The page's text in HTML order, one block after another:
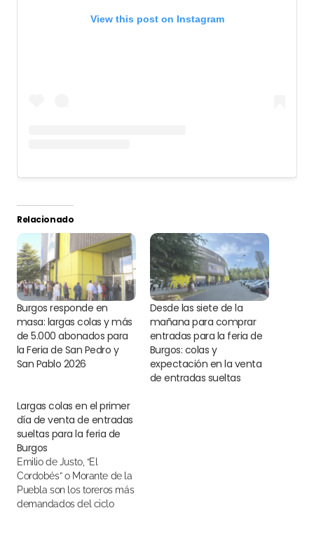
View this post on Instagram
Relacionado
Burgos responde en
masa: largas colas y más
de 5.000 abonados para
la Feria de San Pedro y
San Pablo 2026
Desde las siete de la
mañana para comprar
entradas para la feria de
Burgos: colas y
expectación en la venta
de entradas sueltas
Largas colas en el primer
día de venta de entradas
sueltas para la feria de
Burgos
Emilio de Justo, “El
Cordobés” o Morante de la
Puebla son los toreros más
demandados del ciclo